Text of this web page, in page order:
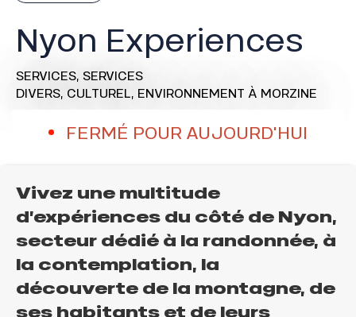
Nyon Experiences
SERVICES, SERVICES
DIVERS, CULTUREL, ENVIRONNEMENT À MORZINE
FERMÉ POUR AUJOURD'HUI
Vivez une multitude
d’expériences du côté de Nyon,
secteur dédié à la randonnée, à
la contemplation, la
découverte de la montagne, de